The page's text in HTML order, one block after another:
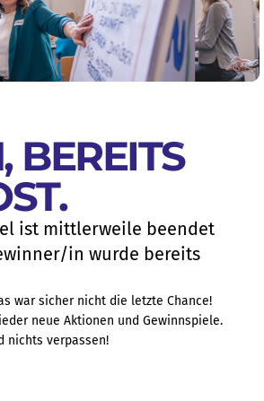
BEREITS
ist mittlerweile beendet
in wurde bereits
war sicher nicht die letzte Chance!
neue Aktionen und Gewinnspiele.
nichts verpassen!